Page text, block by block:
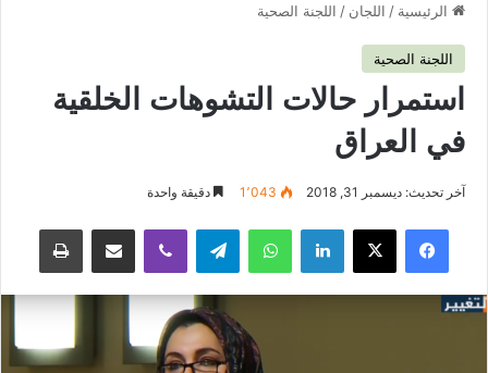
الرئيسية / اللجان / اللجنة الصحية
اللجنة الصحية
استمرار حالات التشوهات الخلقية
في العراق
آخر تحديث: ديسمبر 31, 2018 1٬043 دقيقة واحدة
فيسبوك لينكدإن واتساب